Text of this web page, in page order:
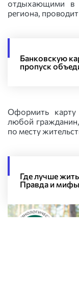
отдыхающими в
региона,
Банковскую
пропуск
Оформить
любой
по месту
Где лучше
Правда и мифы